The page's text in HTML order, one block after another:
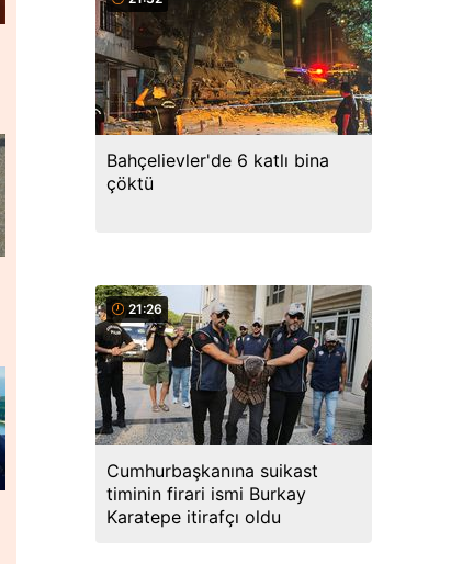
Bahçelievler'de 6 katlı bina
çöktü
21:26
Cumhurbaşkanına suikast
timinin firari ismi Burkay
Karatepe itirafçı oldu